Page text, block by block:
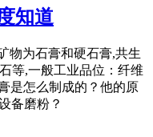
知道
物为石膏和硬石膏,共生
等,一般工业品位：纤维
是怎么制成的？他的原
备磨粉？